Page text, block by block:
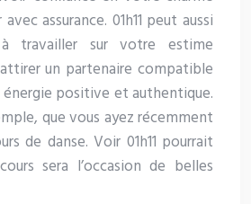
assurance. 01h11 peut aussi
travailler sur votre estime
un partenaire compatible
positive et authentique.
que vous ayez récemment
de danse. Voir 01h11 pourrait
sera l’occasion de belles